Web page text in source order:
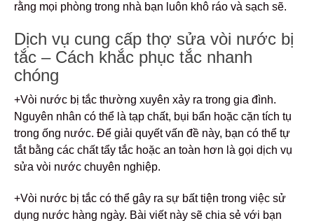
rằng mọi phòng trong nhà bạn luôn khô ráo và sạch sẽ.
Dịch vụ cung cấp thợ sửa vòi nước bị
tắc – Cách khắc phục tắc nhanh
chóng
+Vòi nước bị tắc thường xuyên xảy ra trong gia đình.
Nguyên nhân có thể là tạp chất, bụi bẩn hoặc cặn tích tụ
trong ống nước. Để giải quyết vấn đề này, bạn có thể tự
tắt bằng các chất tẩy tắc hoặc an toàn hơn là gọi dịch vụ
sửa vòi nước chuyên nghiệp.
+Vòi nước bị tắc có thể gây ra sự bất tiện trong việc sử
dụng nước hàng ngày. Bài viết này sẽ chia sẻ với bạn